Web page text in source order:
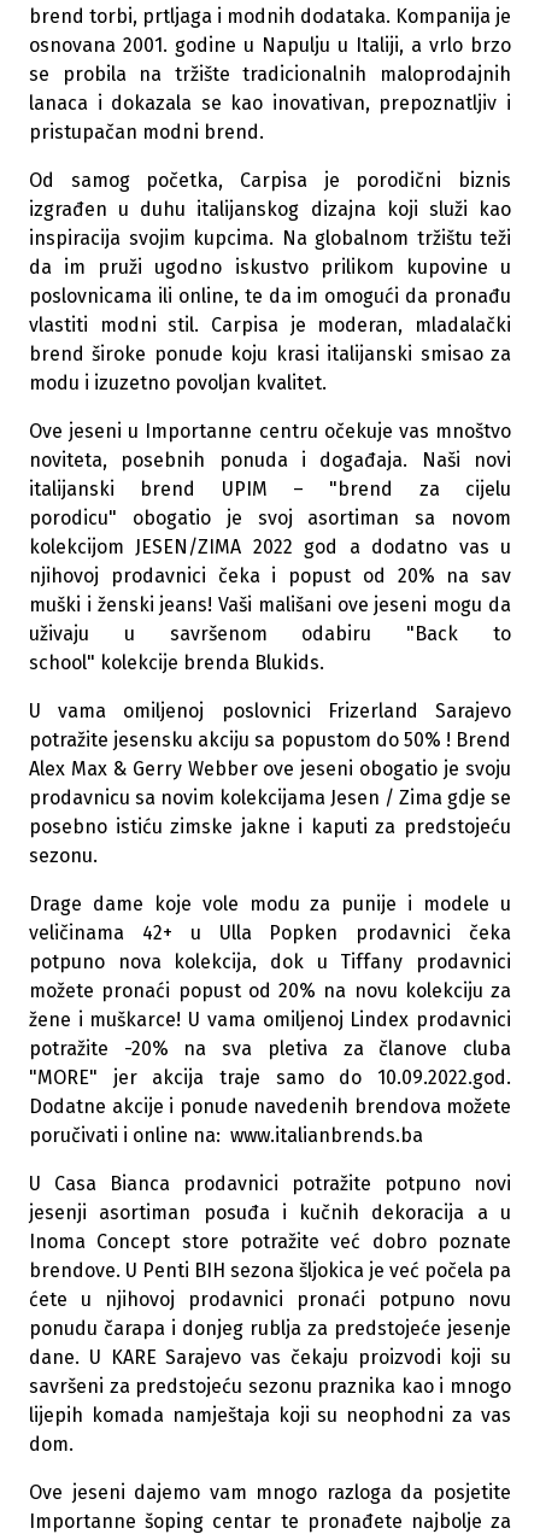
brend torbi, prtljaga i modnih dodataka. Kompanija je
osnovana 2001. godine u Napulju u Italiji, a vrlo brzo
se probila na tržište tradicionalnih maloprodajnih
lanaca i dokazala se kao inovativan, prepoznatljiv i
pristupačan modni brend.
Od samog početka, Carpisa je porodični biznis
izgrađen u duhu italijanskog dizajna koji služi kao
inspiracija svojim kupcima. Na globalnom tržištu teži
da im pruži ugodno iskustvo prilikom kupovine u
poslovnicama ili online, te da im omogući da pronađu
vlastiti modni stil. Carpisa je moderan, mladalački
brend široke ponude koju krasi italijanski smisao za
modu i izuzetno povoljan kvalitet.
Ove jeseni u Importanne centru očekuje vas mnoštvo
noviteta, posebnih ponuda i događaja. Naši novi
italijanski brend UPIM – "brend za cijelu
porodicu" obogatio je svoj asortiman sa novom
kolekcijom JESEN/ZIMA 2022 god a dodatno vas u
njihovoj prodavnici čeka i popust od 20% na sav
muški i ženski jeans! Vaši mališani ove jeseni mogu da
uživaju u savršenom odabiru "Back to
school" kolekcije brenda Blukids.
U vama omiljenoj poslovnici Frizerland Sarajevo
potražite jesensku akciju sa popustom do 50% ! Brend
Alex Max & Gerry Webber ove jeseni obogatio je svoju
prodavnicu sa novim kolekcijama Jesen / Zima gdje se
posebno istiću zimske jakne i kaputi za predstojeću
sezonu.
Drage dame koje vole modu za punije i modele u
veličinama 42+ u Ulla Popken prodavnici čeka
potpuno nova kolekcija, dok u Tiffany prodavnici
možete pronaći popust od 20% na novu kolekciju za
žene i muškarce! U vama omiljenoj Lindex prodavnici
potražite -20% na sva pletiva za članove cluba
"MORE" jer akcija traje samo do 10.09.2022.god.
Dodatne akcije i ponude navedenih brendova možete
poručivati i online na: www.italianbrends.ba
U Casa Bianca prodavnici potražite potpuno novi
jesenji asortiman posuđa i kučnih dekoracija a u
Inoma Concept store potražite već dobro poznate
brendove. U Penti BIH sezona šljokica je već počela pa
ćete u njihovoj prodavnici pronaći potpuno novu
ponudu čarapa i donjeg rublja za predstojeće jesenje
dane. U KARE Sarajevo vas čekaju proizvodi koji su
savršeni za predstojeću sezonu praznika kao i mnogo
lijepih komada namještaja koji su neophodni za vas
dom.
Ove jeseni dajemo vam mnogo razloga da posjetite
Importanne šoping centar te pronađete najbolje za